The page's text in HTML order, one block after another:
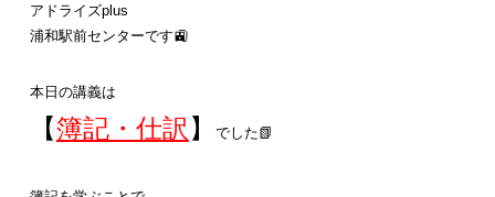
アドライズplus
浦和駅前センターです🚉
本日の講義は
【簿記・仕訳 】 でした📗